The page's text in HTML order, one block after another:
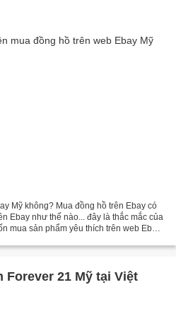
Mỹ không? Mua đồng hồ trên Ebay có
Ebay như thế nào... đây là thắc mắc của
mua sản phẩm yêu thích trên web Ebay
21 Mỹ tại Việt